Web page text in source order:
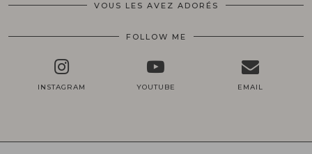
VOUS LES AVEZ ADORÉS
FOLLOW ME
INSTAGRAM YOUTUBE EMAIL